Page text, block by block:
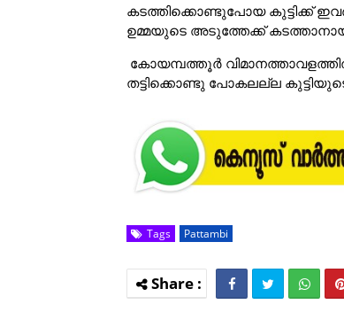
കടത്തിക്കൊണ്ടുപോയ കുട്ടിക്ക്
ഉമ്മയുടെ അടുത്തേക്ക്
കോയമ്പത്തൂർ
തട്ടിക്കൊണ്ടു പോകലല്ല
Tags Pattambi